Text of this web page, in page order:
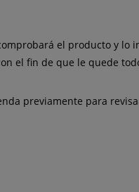
el producto y lo
el fin de que le quede
previamente para